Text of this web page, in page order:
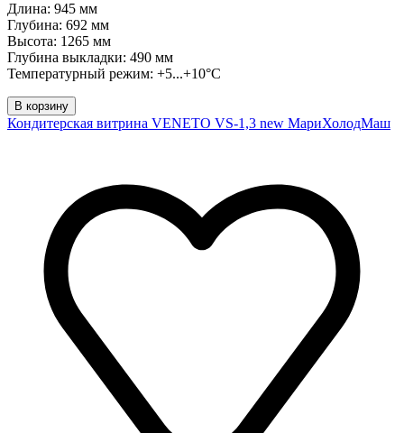
Длина: 945 мм
Глубина: 692 мм
Высота: 1265 мм
Глубина выкладки: 490 мм
Температурный режим: +5...+10°C
В корзину
Кондитерская витрина VENETO VS-1,3 new МариХолодМаш